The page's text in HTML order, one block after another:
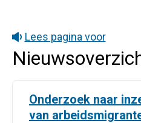
Lees pagina voor
Onderzoek naar
van